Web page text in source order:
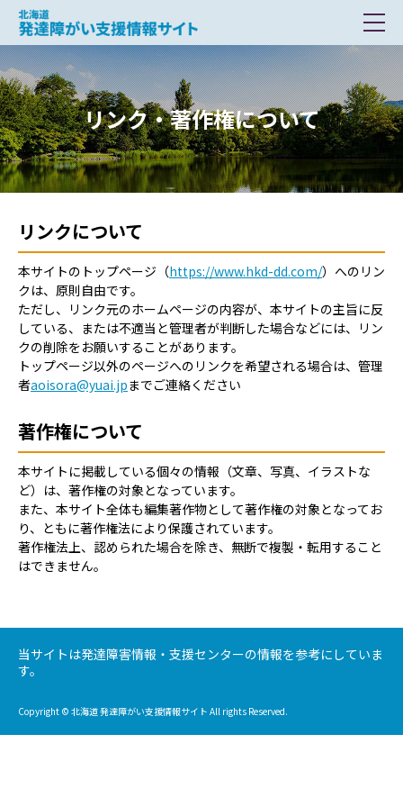
北海道 発達障がい支援情報サイト
リンク・著作権について
リンクについて
本サイトのトップページ（https://www.hkd-dd.com/）へのリン
クは、原則自由です。
ただし、リンク元のホームページの内容が、本サイトの主旨に反
している、または不適当と管理者が判断した場合などには、リン
クの削除をお願いすることがあります。
トップページ以外のページへのリンクを希望される場合は、管理
者aoisora@yuai.jpまでご連絡ください
著作権について
本サイトに掲載している個々の情報（文章、写真、イラストな
ど）は、著作権の対象となっています。
また、本サイト全体も編集著作物として著作権の対象となってお
り、ともに著作権法により保護されています。
著作権法上、認められた場合を除き、無断で複製・転用すること
はできません。
当サイトは発達障害情報・支援センターの情報を参考にしていま
す。
Copyright © 北海道 発達障がい支援情報サイト All rights Reserved.